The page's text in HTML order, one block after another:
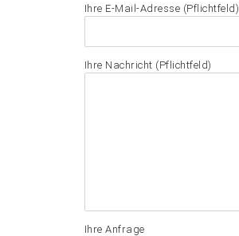
Ihre E-Mail-Adresse (Pflichtfeld)
Ihre Nachricht (Pflichtfeld)
Ihre Anfrage